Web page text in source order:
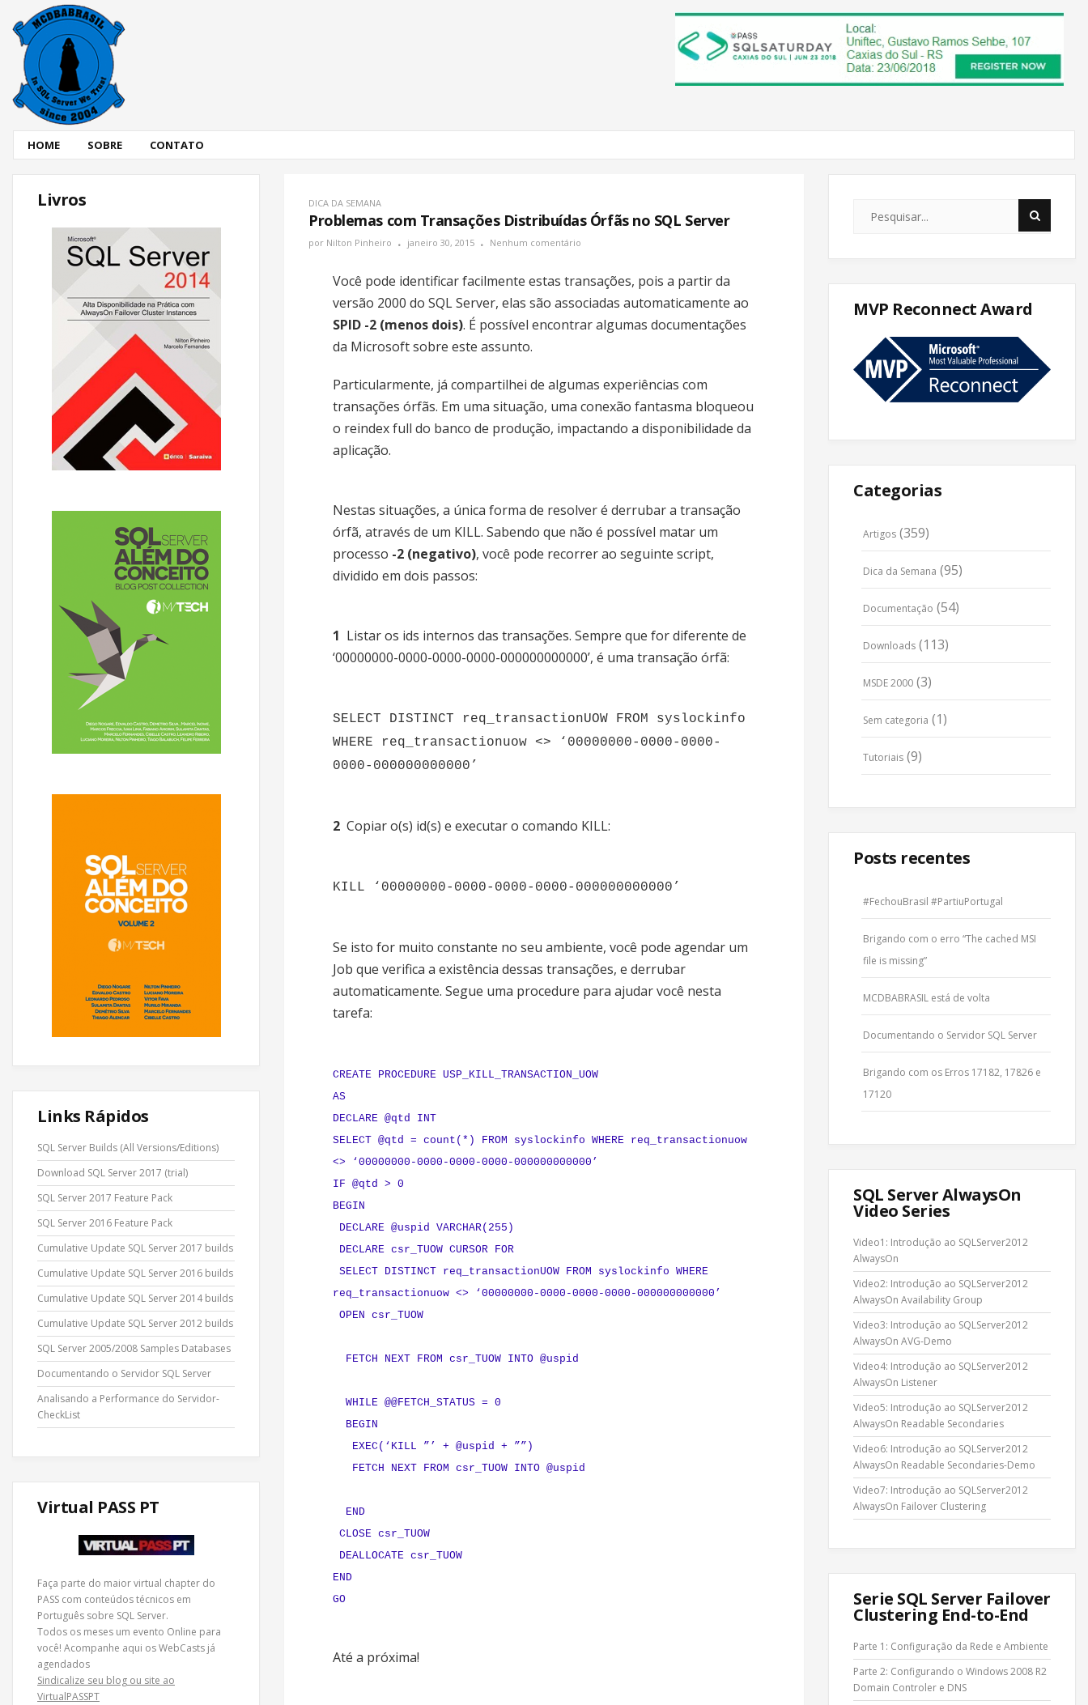
HOME SOBRE CONTATO
Livros
Links Rápidos
SQL Server Builds (All Versions/Editions)
Download SQL Server 2017 (trial)
SQL Server 2017 Feature Pack
SQL Server 2016 Feature Pack
Cumulative Update SQL Server 2017 builds
Cumulative Update SQL Server 2016 builds
Cumulative Update SQL Server 2014 builds
Cumulative Update SQL Server 2012 builds
SQL Server 2005/2008 Samples Databases
Documentando o Servidor SQL Server
Analisando a Performance do Servidor-
CheckList
Virtual PASS PT
Faça parte do maior virtual chapter do
PASS com conteúdos técnicos em
Português sobre SQL Server.
Todos os meses um evento Online para
você! Acompanhe aqui os WebCasts já
agendados
Sindicalize seu blog ou site ao
VirtualPASSPT
DICA DA SEMANA
Problemas com Transações Distribuídas Órfãs no SQL Server
por Nilton Pinheiro janeiro 30, 2015 Nenhum comentário
Você pode identificar facilmente estas transações, pois a partir da
versão 2000 do SQL Server, elas são associadas automaticamente ao
SPID -2 (menos dois). É possível encontrar algumas documentações
da Microsoft sobre este assunto.
Particularmente, já compartilhei de algumas experiências com
transações órfãs. Em uma situação, uma conexão fantasma bloqueou
o reindex full do banco de produção, impactando a disponibilidade da
aplicação.
Nestas situações, a única forma de resolver é derrubar a transação
órfã, através de um KILL. Sabendo que não é possível matar um
processo -2 (negativo), você pode recorrer ao seguinte script,
dividido em dois passos:
1  Listar os ids internos das transações. Sempre que for diferente de
‘00000000-0000-0000-0000-000000000000’, é uma transação órfã:
SELECT DISTINCT req_transactionUOW FROM syslockinfo
WHERE req_transactionuow <> ‘00000000-0000-0000-
0000-000000000000’
2  Copiar o(s) id(s) e executar o comando KILL:
KILL ‘00000000-0000-0000-0000-000000000000’
Se isto for muito constante no seu ambiente, você pode agendar um
Job que verifica a existência dessas transações, e derrubar
automaticamente. Segue uma procedure para ajudar você nesta
tarefa:
CREATE PROCEDURE USP_KILL_TRANSACTION_UOW
AS
DECLARE @qtd INT
SELECT @qtd = count(*) FROM syslockinfo WHERE req_transactionuow
<> ‘00000000-0000-0000-0000-000000000000’
IF @qtd > 0
BEGIN
DECLARE @uspid VARCHAR(255)
DECLARE csr_TUOW CURSOR FOR
SELECT DISTINCT req_transactionUOW FROM syslockinfo WHERE
req_transactionuow <> ‘00000000-0000-0000-0000-000000000000’
OPEN csr_TUOW
FETCH NEXT FROM csr_TUOW INTO @uspid
WHILE @@FETCH_STATUS = 0
BEGIN
EXEC(‘KILL ”’ + @uspid + ””)
FETCH NEXT FROM csr_TUOW INTO @uspid
END
CLOSE csr_TUOW
DEALLOCATE csr_TUOW
END
GO
Até a próxima!
MVP Reconnect Award
Categorias
Artigos (359)
Dica da Semana (95)
Documentação (54)
Downloads (113)
MSDE 2000 (3)
Sem categoria (1)
Tutoriais (9)
Posts recentes
#FechouBrasil #PartiuPortugal
Brigando com o erro “The cached MSI
file is missing”
MCDBABRASIL está de volta
Documentando o Servidor SQL Server
Brigando com os Erros 17182, 17826 e
17120
SQL Server AlwaysOn
Video Series
Video1: Introdução ao SQLServer2012
AlwaysOn
Video2: Introdução ao SQLServer2012
AlwaysOn Availability Group
Video3: Introdução ao SQLServer2012
AlwaysOn AVG-Demo
Video4: Introdução ao SQLServer2012
AlwaysOn Listener
Video5: Introdução ao SQLServer2012
AlwaysOn Readable Secondaries
Video6: Introdução ao SQLServer2012
AlwaysOn Readable Secondaries-Demo
Video7: Introdução ao SQLServer2012
AlwaysOn Failover Clustering
Serie SQL Server Failover
Clustering End-to-End
Parte 1: Configuração da Rede e Ambiente
Parte 2: Configurando o Windows 2008 R2
Domain Controler e DNS